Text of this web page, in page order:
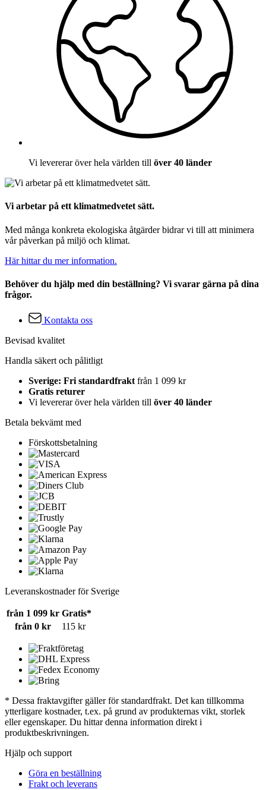
Vi levererar över hela världen till över 40 länder
Vi arbetar på ett klimatmedvetet sätt.
Med många konkreta ekologiska åtgärder bidrar vi till att minimera
vår påverkan på miljö och klimat.
Här hittar du mer information.
Behöver du hjälp med din beställning? Vi svarar gärna på dina
frågor.
Kontakta oss
Bevisad kvalitet
Handla säkert och pålitligt
Sverige: Fri standardfrakt från 1 099 kr
Gratis returer
Vi levererar över hela världen till över 40 länder
Betala bekvämt med
Förskottsbetalning
Leveranskostnader för Sverige
från 1 099 kr Gratis*
från 0 kr
115 kr
* Dessa fraktavgifter gäller för standardfrakt. Det kan tillkomma
ytterligare kostnader, t.ex. på grund av produkternas vikt, storlek
eller egenskaper. Du hittar denna information direkt i
produktbeskrivningen.
Hjälp och support
Göra en beställning
Frakt och leverans